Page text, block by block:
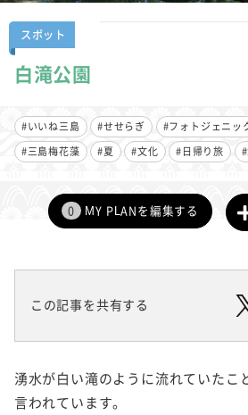
スポット
白滝公園
#いいね三島 #せせらぎ #フォトジェニッ
#三島梅花藻
#夏 #文化 #日帰り旅
0 MY PLANを編集する
この記事を共有する
湧水が白い滝のように流れていたこ
言われています。